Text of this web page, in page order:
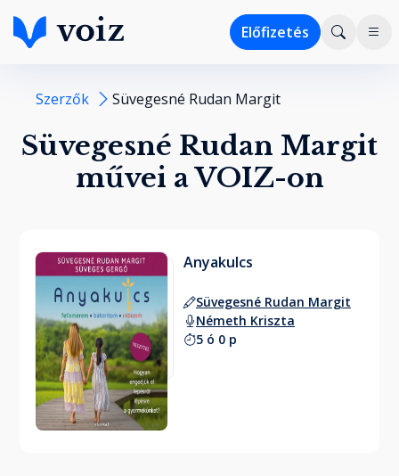
Előfizetés
Szerzők Süvegesné Rudan Margit
Süvegesné Rudan Margit
művei a VOIZ-on
Anyakulcs
Süvegesné Rudan Margit
Németh Kriszta
5 ó 0 p